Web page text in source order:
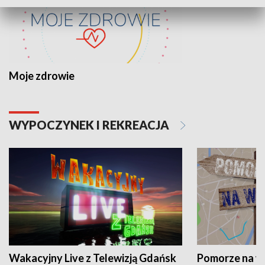
Moje zdrowie
WYPOCZYNEK I REKREACJA
Wakacyjny Live z Telewizją Gdańsk Pomorze na